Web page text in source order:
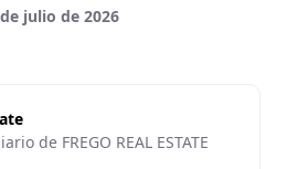
julio de 2026
de FREGO REAL ESTATE